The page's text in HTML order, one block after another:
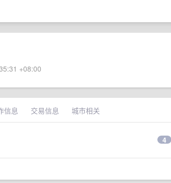
+08:00
信息 交易信息 城市相关
4